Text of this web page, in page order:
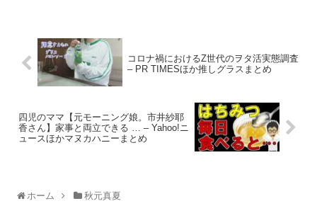
コロナ禍におけるZ世代のヲタ活実態調査
– PR TIMESほか推しグラスまとめ
四児のママ【元モーニング娘。市井紗耶
香さん】家事と両立できる … – Yahoo!ニ
ュースほかマヌカハニーまとめ
ホーム 秋元真夏